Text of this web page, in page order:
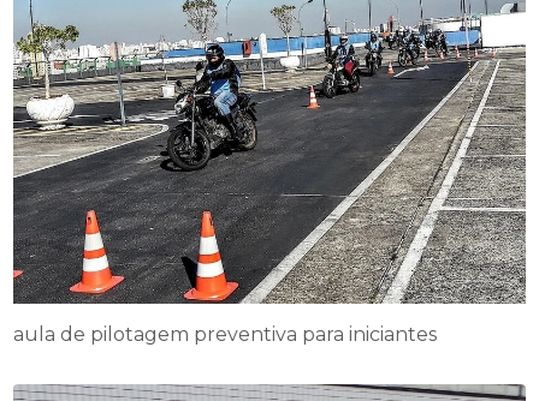
aula de pilotagem preventiva para iniciantes